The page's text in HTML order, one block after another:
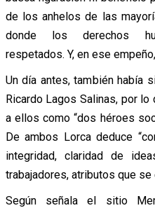
de los anhelos de las
donde los derechos
respetados. Y, en ese
Un día antes, también había
Ricardo Lagos Salinas, por
a ellos como “dos héroes
De ambos Lorca deduce
integridad, claridad de
trabajadores, atributos que se
Según señala el sitio